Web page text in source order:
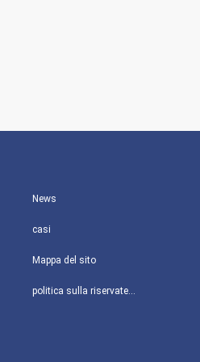
News
casi
Mappa del sito
politica sulla riservatezza